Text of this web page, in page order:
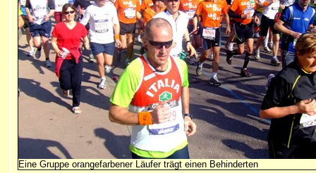
Eine Gruppe orangefarbener Läufer trägt einen Behinderten